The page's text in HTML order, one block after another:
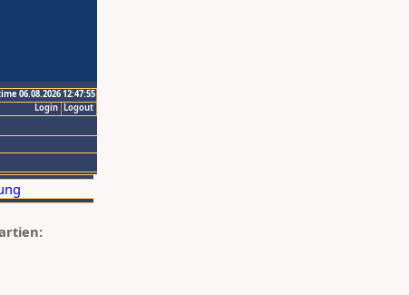
06.08.2026 12:47:55
Logout
Login